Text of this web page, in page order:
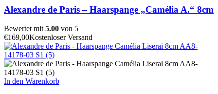
Alexandre de Paris – Haarspange „Camélia A.“ 8cm
Bewertet mit 5.00 von 5
€169,00Kostenloser Versand
In den Warenkorb